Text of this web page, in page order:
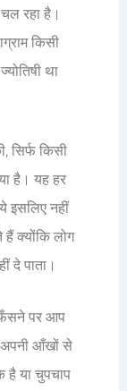
रहा है।
किसी
था
सिर्फ किसी
है। यह हर
इसलिए नहीं
क्योंकि लोग
दे पाता।
फँसने पर आप
आँखों से
है या चुपचाप